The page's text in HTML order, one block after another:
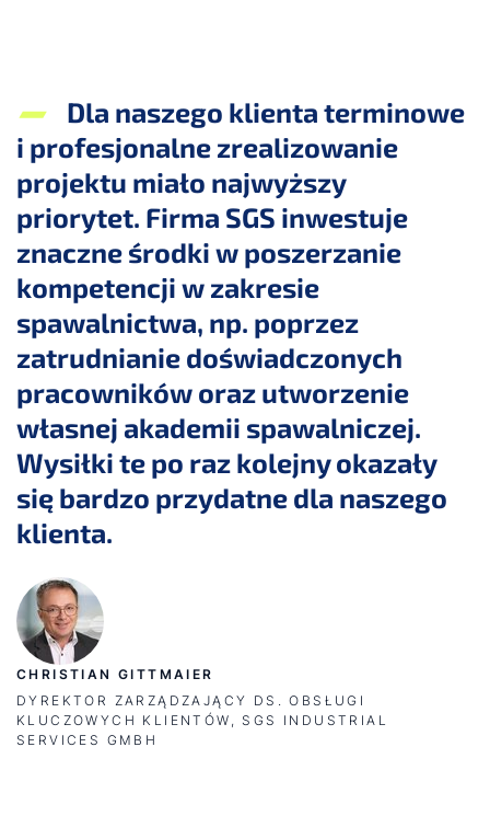
Dla naszego klienta terminowe
i profesjonalne zrealizowanie
projektu miało najwyższy
priorytet. Firma SGS inwestuje
znaczne środki w poszerzanie
kompetencji w zakresie
spawalnictwa, np. poprzez
zatrudnianie doświadczonych
pracowników oraz utworzenie
własnej akademii spawalniczej.
Wysiłki te po raz kolejny okazały
się bardzo przydatne dla naszego
klienta.
CHRISTIAN GITTMAIER
DYREKTOR ZARZĄDZAJĄCY DS. OBSŁUGI
KLUCZOWYCH KLIENTÓW, SGS INDUSTRIAL
SERVICES GMBH